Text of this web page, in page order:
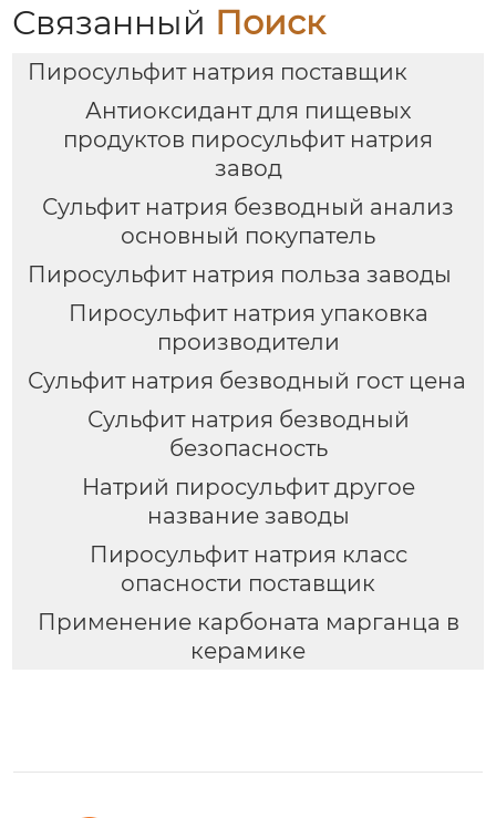
Связанный Поиск
Пиросульфит натрия поставщик
Антиоксидант для пищевых
продуктов пиросульфит натрия
завод
Сульфит натрия безводный анализ
основный покупатель
Пиросульфит натрия польза заводы
Пиросульфит натрия упаковка
производители
Сульфит натрия безводный гост цена
Сульфит натрия безводный
безопасность
Натрий пиросульфит другое
название заводы
Пиросульфит натрия класс
опасности поставщик
Применение карбоната марганца в
керамике